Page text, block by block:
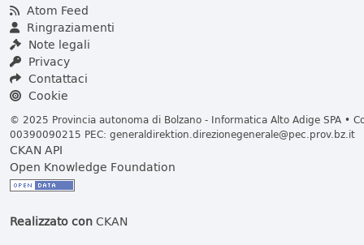
Atom Feed
Ringraziamenti
Note legali
Privacy
Contattaci
Cookie
© 2025 Provincia autonoma di Bolzano - Informatica Alto Adige SPA •
00390090215 PEC: generaldirektion.direzionegenerale@pec.prov.bz.it
CKAN API
Open Knowledge Foundation
Realizzato conCKAN